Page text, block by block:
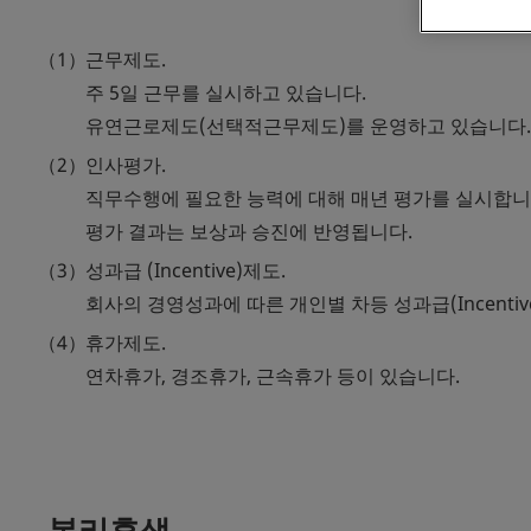
근무제도.
주 5일 근무를 실시하고 있습니다.
유연근로제도(선택적근무제도)를 운영하고 있습니다.
인사평가.
직무수행에 필요한 능력에 대해 매년 평가를 실시합
평가 결과는 보상과 승진에 반영됩니다.
성과급 (Incentive)제도.
회사의 경영성과에 따른 개인별 차등 성과급
휴가제도.
연차휴가, 경조휴가, 근속휴가 등이 있습니다.